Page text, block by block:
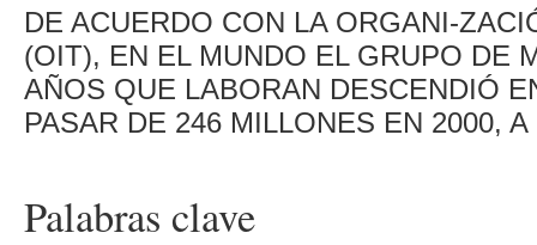
DE ACUERDO CON LA ORGANI-
(OIT), EN EL MUNDO EL GRUPO DE
AÑOS QUE LABORAN DESCENDIÓ
PASAR DE 246 MILLONES EN 2000,
Palabras clave